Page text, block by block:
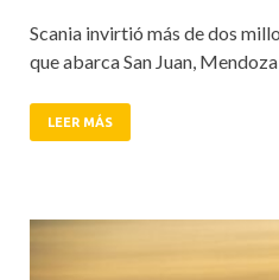
Scania invirtió más de dos
que abarca San Juan, Mendoza
LEER MÁS